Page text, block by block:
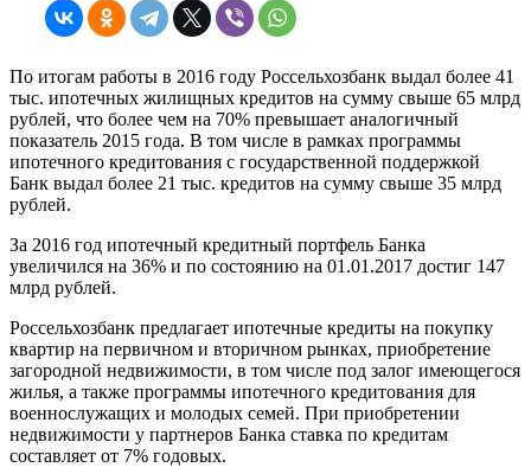
По итогам работы в 2016 году Россельхозбанк выдал более 41
тыс. ипотечных жилищных кредитов на сумму свыше 65 млрд
рублей, что более чем на 70% превышает аналогичный
показатель 2015 года. В том числе в рамках программы
ипотечного кредитования с государственной поддержкой
Банк выдал более 21 тыс. кредитов на сумму свыше 35 млрд
рублей.
За 2016 год ипотечный кредитный портфель Банка
увеличился на 36% и по состоянию на 01.01.2017 достиг 147
млрд рублей.
Россельхозбанк предлагает ипотечные кредиты на покупку
квартир на первичном и вторичном рынках, приобретение
загородной недвижимости, в том числе под залог имеющегося
жилья, а также программы ипотечного кредитования для
военнослужащих и молодых семей. При приобретении
недвижимости у партнеров Банка ставка по кредитам
составляет от 7% годовых.